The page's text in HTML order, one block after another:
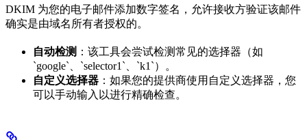
DKIM 为您的电子邮件添加数字签名，允许接收方验证该邮件
确实是由域名所有者授权的。
自动检测 ：该工具会尝试检测常见的选择器（如
`google`、`selector1`、`k1`）。
自定义选择器 ：如果您的提供商使用自定义选择器，您
可以手动输入以进行精确检查。